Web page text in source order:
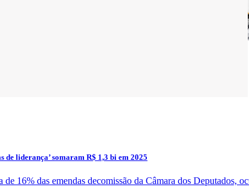
de liderança’ somaram R$ 1,3 bi em 2025
16% das emendas decomissão da Câmara dos Deputados,